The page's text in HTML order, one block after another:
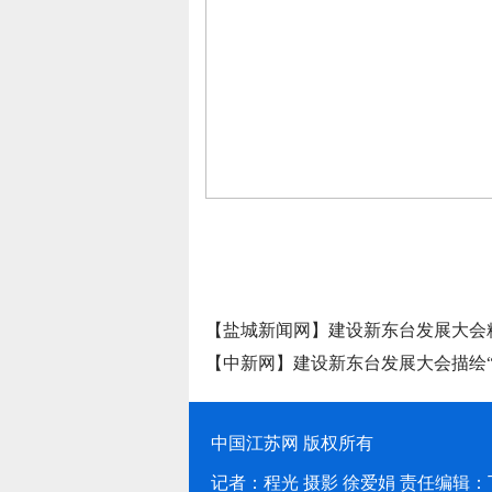
【盐城新闻网】建设新东台发展大
【中新网】建设新东台发展大会描绘
中国江苏网 版权所有
记者：程光 摄影 徐爱娟 责任编辑：